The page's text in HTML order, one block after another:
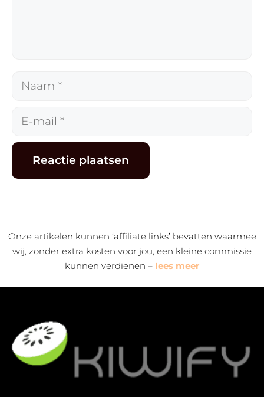
Naam
E-
Onze artikelen kunnen ‘affiliate links’ bevatten waarmee
wij, zonder extra kosten voor jou, een kleine commissie
kunnen verdienen – lees meer